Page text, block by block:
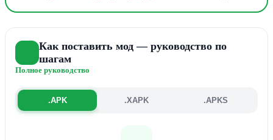
Как поставить мод — руководство по
шагам
Полное руководство
.APK .XAPK .APKS